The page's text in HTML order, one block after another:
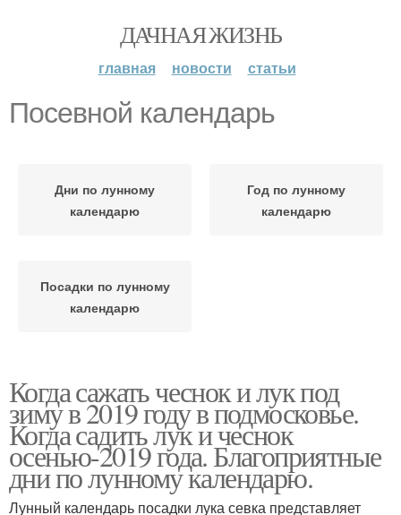
ДАЧНАЯ ЖИЗНЬ
главная новости статьи
Посевной календарь
Дни по лунному
календарю
Год по лунному
календарю
Посадки по лунному
календарю
Когда сажать чеснок и лук под
зиму в 2019 году в подмосковье.
Когда садить лук и чеснок
осенью-2019 года. Благоприятные
дни по лунному календарю.
Лунный календарь посадки лука севка представляет